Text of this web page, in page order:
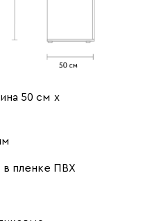
50 см х
пленке ПВХ